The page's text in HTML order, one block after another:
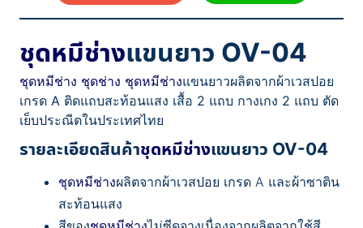
ชุดหมีช่างแขนยาว OV-04
ชุดหมีช่าง ชุดช่าง ชุดหมีช่างแขนยาวผลิตจากผ้าเวสปอย
เกรด A ติดแถบสะท้อนแสง เสื้อ 2 แถบ กางเกง 2 แถบ ตัด
เย็บประณีตในประเทศไทย
รายละเอียดสินค้าชุดหมีช่างแขนยาว OV-04
ชุดหมีช่างผลิตจากผ้าเวสปอย เกรด A และผ้าซาติน
สะท้อนแสง